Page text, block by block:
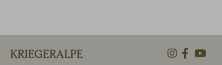
KRIEGERALPE